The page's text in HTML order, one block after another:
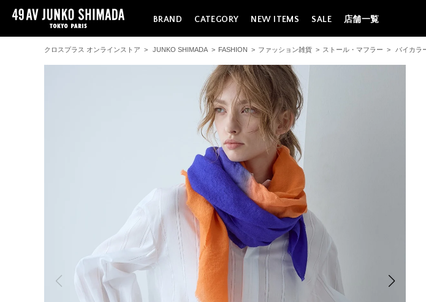
BRAND CATEGORY NEW ITEMS SALE 店舗一覧
クロスプラス オンラインストア > JUNKO SHIMADA > FASHION > ファッション雑貨 > ストール・マフラー > バイカラ